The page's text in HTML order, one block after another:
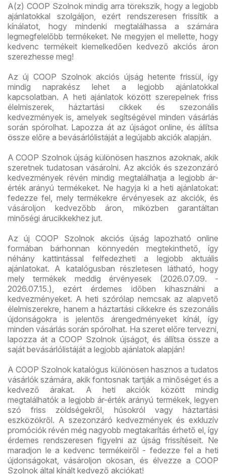
A(z) COOP Szolnok mindig arra törekszik, hogy a legjobb
ajánlatokkal szolgáljon, ezért rendszeresen frissítik a
kínálatot, hogy mindenki megtalálhassa a számára
legmegfelelőbb termékeket. Ne megyjen el mellette, hogy
kedvenc termékeit kiemelkedően kedvező akciós áron
szerezhesse meg!
Az új COOP Szolnok akciós újság hetente frissül, így
mindig naprakész lehet a legjobb ajánlatokkal
kapcsolatban. A heti ajánlatok között szerepelnek friss
élelmiszerek, háztartási cikkek és szezonális
kedvezmények is, amelyek segítségével minden vásárlás
során spórolhat. Lapozza át az újságot online, és állítsa
össze előre a bevásárlólistáját a legújabb akciók alapján.
A COOP Szolnok újság különösen hasznos azoknak, akik
szeretnek tudatosan vásárolni. Az akciók és szezonzáró
kedvezmények révén mindig megtalálhatja a legjobb ár-
érték arányú termékeket. Ne hagyja ki a heti ajánlatokat:
fedezze fel, mely termékekre érvényesek az akciók, és
vásároljon kedvezőbb áron, miközben garantáltan
minőségi árucikkekhez jut.
Az új COOP Szolnok akciós újság lapozható online
formában bárhonnan könnyedén megtekinthető, így
néhány kattintással felfedezheti a legjobb aktuális
ajánlatokat. A katalógusban részletesen látható, hogy
mely termékek meddig érvényesek (2026.07.09. -
2026.07.15.), ezért érdemes időben kihasználni a
kedvezményeket. A heti szórólap nemcsak az alapvető
élelmiszerekre, hanem a háztartási cikkekre és szezonális
újdonságokra is jelentős árengedményeket kínál, így
minden vásárlás során spórolhat. Ha szeret előre tervezni,
lapozza át a COOP Szolnok újságot, és állítsa össze a
saját bevásárlólistáját a legjobb ajánlatok alapján!
A COOP Szolnok katalógus különösen hasznos a tudatos
vásárlók számára, akik fontosnak tartják a minőséget és a
kedvező árakat. A heti akciók között mindig
megtalálhatók a legjobb ár-érték arányú termékek, legyen
szó friss zöldségekről, húsokról vagy háztartási
eszközökről. A szezonzáró kedvezmények és exkluzív
promóciók révén még nagyobb megtakarítás érhető el, így
érdemes rendszeresen figyelni az újság frissítéseit. Ne
maradjon le a kedvenc termékeiről - fedezze fel a heti
újdonságokat, vásároljon okosan, és élvezze a COOP
Szolnok által kínált kedvező akciókat!